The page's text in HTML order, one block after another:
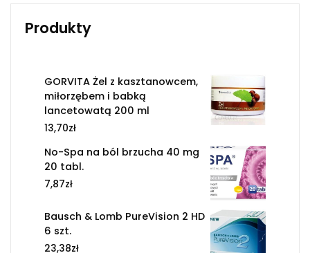
Produkty
GORVITA Żel z kasztanowcem,
miłorzębem i babką
lancetowatą 200 ml
13,70zł
No-Spa na ból brzucha 40 mg
20 tabl.
7,87zł
Bausch & Lomb PureVision 2 HD
6 szt.
23,38zł